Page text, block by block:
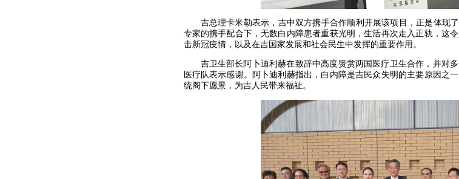
吉总理卡米勒表示，吉中双方携手合作顺利开展该项目，正是体现
专家的携手配合下，无数白内障患者重获光明，生活再次走入正轨，这
击新冠疫情，以及在吉国家发展和社会民生中发挥的重要作用。
吉卫生部长阿卜迪利赫在致辞中高度赞赏两国医疗卫生合作，并对
医疗队表示感谢。阿卜迪利赫指出，白内障是吉民众失明的主要原因之
统阁下愿景，为吉人民带来福祉。